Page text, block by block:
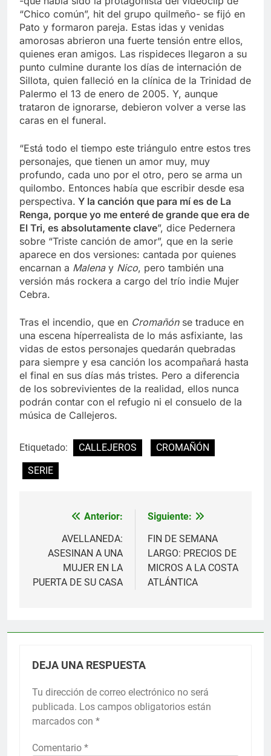
“Chico común”, hit del grupo quilmeño- se fijó en
Pato y formaron pareja. Estas idas y venidas
amorosas abrieron una fuerte tensión entre ellos,
quienes eran amigos. Las rispideces llegaron a su
punto culmine durante los días de internación de
Sillota, quien falleció en la clínica de la Trinidad de
Palermo el 13 de enero de 2005. Y, aunque
trataron de ignorarse, debieron volver a verse las
caras en el funeral.
“Está todo el tiempo este triángulo entre estos tres
personajes, que tienen un amor muy, muy
profundo, cada uno por el otro, pero se arma un
quilombo. Entonces había que escribir desde esa
perspectiva. Y la canción que para mí es de La
Renga, porque yo me enteré de grande que era de
El Tri, es absolutamente clave”, dice Pedernera
sobre “Triste canción de amor”, que en la serie
aparece en dos versiones: cantada por quienes
encarnan a Malena y Nico, pero también una
versión más rockera a cargo del trío indie Mujer
Cebra.
Tras el incendio, que en Cromañónse traduce en
una escena híperrealista de lo más asfixiante, las
vidas de estos personajes quedarán quebradas
para siempre y esa canción los acompañará hasta
el final en sus días más tristes. Pero a diferencia
de los sobrevivientes de la realidad, ellos nunca
podrán contar con el refugio ni el consuelo de la
música de Callejeros.
Etiquetado: CALLEJEROS
CROMAÑÓN
SERIE
Navegación
entradas
Anterior:
AVELLANEDA:
ASESINAN A UNA
MUJER EN LA
PUERTA DE SU CASA
Siguiente:
FIN DE SEMANA
LARGO: PRECIOS DE
MICROS A LA COSTA
ATLÁNTICA
DEJA UNA RESPUESTA
Tu dirección de correo electrónico no será
publicada. Los campos obligatorios están
marcados con *
Comentario *